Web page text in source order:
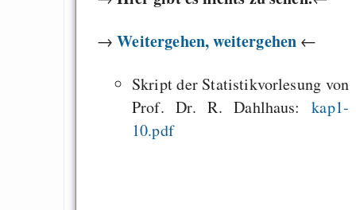
→Weitergehen, weitergehen ←
Skript der Statistikvorlesung von
Prof. Dr. R. Dahlhaus:kap1-
10.pdf